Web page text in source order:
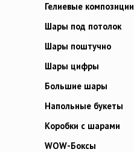
Гелиевые композиции
Шары под потолок
Шары поштучно
Шары цифры
Большие шары
Напольные букеты
Коробки с шарами
WOW-Боксы